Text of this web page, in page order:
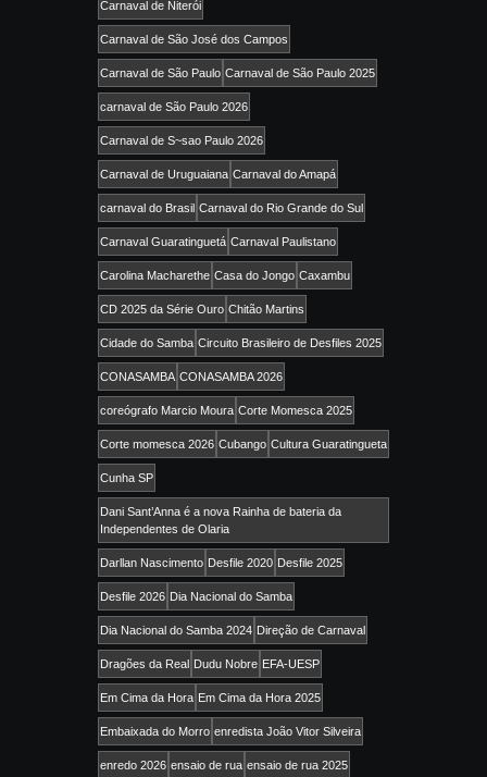
Carnaval de Niterói
Carnaval de São José dos Campos
Carnaval de São Paulo Carnaval de São Paulo 2025
carnaval de São Paulo 2026
Carnaval de S~sao Paulo 2026
Carnaval de Uruguaiana Carnaval do Amapá
carnaval do Brasil Carnaval do Rio Grande do Sul
Carnaval Guaratinguetá Carnaval Paulistano
Carolina Macharethe Casa do Jongo Caxambu
CD 2025 da Série Ouro Chitão Martins
Cidade do Samba Circuito Brasileiro de Desfiles 2025
CONASAMBA CONASAMBA 2026
coreógrafo Marcio Moura Corte Momesca 2025
Corte momesca 2026 Cubango Cultura Guaratingueta
Cunha SP
Dani Sant’Anna é a nova Rainha de bateria da
Independentes de Olaria
Darllan Nascimento Desfile 2020 Desfile 2025
Desfile 2026 Dia Nacional do Samba
Dia Nacional do Samba 2024 Direção de Carnaval
Dragões da Real Dudu Nobre EFA-UESP
Em Cima da Hora Em Cima da Hora 2025
Embaixada do Morro enredista João Vitor Silveira
enredo 2026 ensaio de rua ensaio de rua 2025